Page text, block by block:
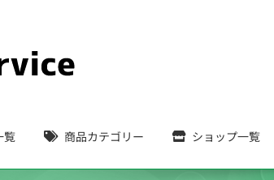
覧 商品カテゴリー ショップ一覧